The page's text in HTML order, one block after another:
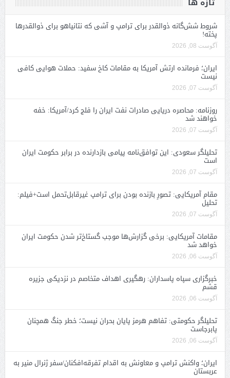
شروط شش‌گانه ذوالقدر برای ترامپ و آشی که نتانیاهو برای ذوالقدرها
پخته!
آگوست 08, 2026
ایران؛ فرمانده ارتش آمریکا به مقامات کاخ سفید: حملات هوایی کافی
نیست
آگوست 07, 2026
روزنامه: محاصره دریایی صادرات نفت ایران را فلج کرد/آمریکا: خفه
خواهند شد
آگوست 07, 2026
تحلیلگر سعودی: این توافق‌نامه پیامی بازدارنده در برابر حکومت ایران
است
آگوست 07, 2026
مقام آمریکایی: تصورِ بازنده بودن برای ترامپ غیرقابل‌تحمل است+فیلم:
تحلیل
آگوست 07, 2026
مقامات آمریکایی: برخی گزارش‌ها موجب گستاخ‌تر شدن حکومت ایران
خواهد شد
آگوست 06, 2026
خبرگزاری سپاه پاسداران: رهگیری اهداف متخاصم در نزدیکی جزیره
قشم
آگوست 06, 2026
تحلیلگر حکومتی: تفاهم هرمز پایان بحران نیست؛ خطر جنگ همچنان
پابرجاست
آگوست 06, 2026
ایران؛ واکنش ترامپ و معاونش به اقدام تفرقه‌افکنان/سفر ژنرال منیر به
عربستان